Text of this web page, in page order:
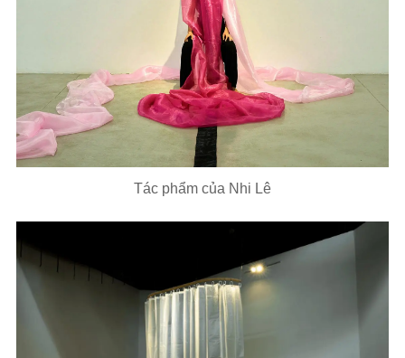
Tác phẩm của Nhi Lê